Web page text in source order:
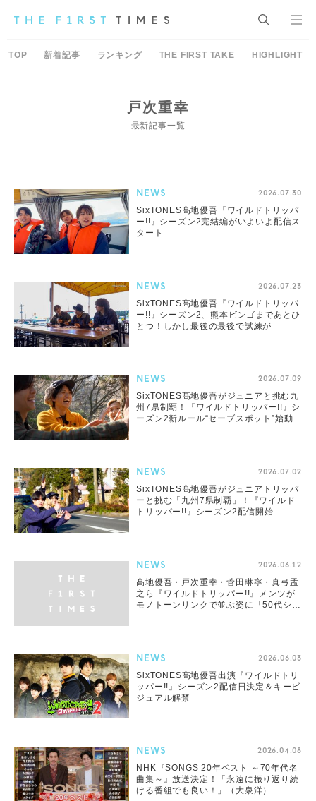
TOP 新着記事 ランキング THE FIRST TAKE HIGHLIGHT
戸次重幸
最新記事一覧
NEWS 2026.07.30
SixTONES髙地優吾『ワイルドトリッパ
ー!!』シーズン2完結編がいよいよ配信ス
タート
NEWS 2026.07.23
SixTONES髙地優吾『ワイルドトリッパ
ー!!』シーズン2、熊本ビンゴまであとひ
とつ！しかし最後の最後で試練が
NEWS 2026.07.09
SixTONES髙地優吾がジュニアと挑む九
州7県制覇！『ワイルドトリッパー!!』シ
ーズン2新ルール“セーブスポット”始動
NEWS 2026.07.02
SixTONES髙地優吾がジュニアトリッパ
ーと挑む「九州7県制覇」！『ワイルド
トリッパー!!』シーズン2配信開始
NEWS 2026.06.12
髙地優吾・戸次重幸・菅田琳寧・真弓孟
之ら『ワイルドトリッパー!!』メンツが
モノトーンリンクで並ぶ姿に「50代シゲ
NEWS
2026.06.03
SixTONES髙地優吾出演『ワイルドトリ
ッパー!!』シーズン2配信日決定＆キービ
ジュアル解禁
NEWS 2026.04.08
NHK『SONGS 20年ベスト ～70年代名
曲集～』放送決定！「永遠に振り返り続
ける番組でも良い！」（大泉洋）